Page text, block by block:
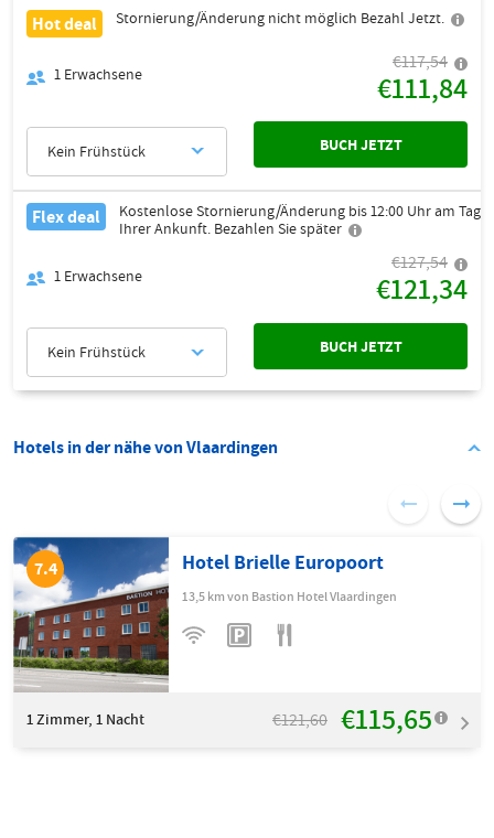
Hot deal Stornierung/Änderung nicht möglich Bezahl Jetzt.
1 Erwachsene
€117,54
€111,84
Kein Frühstück BUCH JETZT
Flex deal
Kostenlose Stornierung/Änderung bis 12:00 Uhr am Tag
Ihrer Ankunft. Bezahlen Sie später
1 Erwachsene
€127,54
€121,34
Kein Frühstück BUCH JETZT
Hotels in der nähe von Vlaardingen
7.4 Hotel Brielle Europoort
13,5 km von Bastion Hotel Vlaardingen
1Zimmer, 1 Nacht €121,60 €115,65